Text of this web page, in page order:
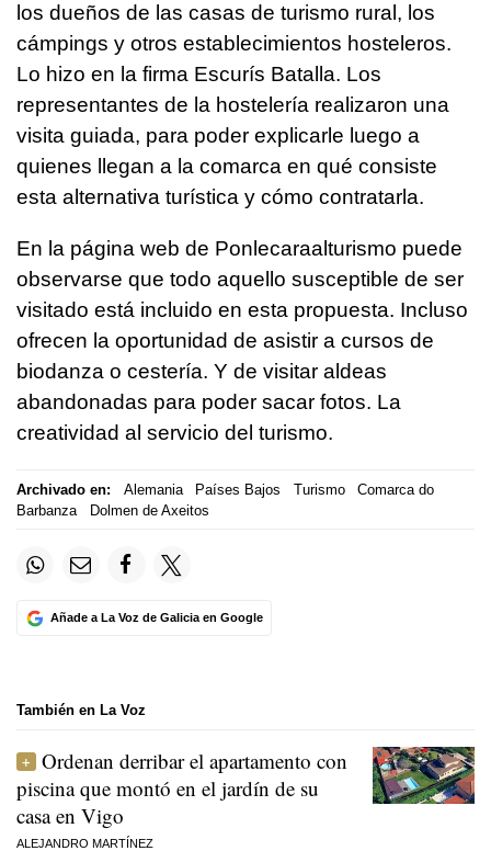
los dueños de las casas de turismo rural, los
cámpings y otros establecimientos hosteleros.
Lo hizo en la firma Escurís Batalla. Los
representantes de la hostelería realizaron una
visita guiada, para poder explicarle luego a
quienes llegan a la comarca en qué consiste
esta alternativa turística y cómo contratarla.
En la página web de Ponlecaraalturismo puede
observarse que todo aquello susceptible de ser
visitado está incluido en esta propuesta. Incluso
ofrecen la oportunidad de asistir a cursos de
biodanza o cestería. Y de visitar aldeas
abandonadas para poder sacar fotos. La
creatividad al servicio del turismo.
Archivado en: Alemania Países Bajos Turismo
Comarca do
Barbanza
Dolmen de Axeitos
Añade a La Voz de Galicia en Google
También en La Voz
Ordenan derribar el apartamento con
piscina que montó en el jardín de su
casa en Vigo
ALEJANDRO MARTÍNEZ